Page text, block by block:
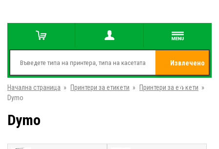
Извлечено
от
Начална страница » Принтери за етикети » Принтери за етикети »
Dymo
Dymo